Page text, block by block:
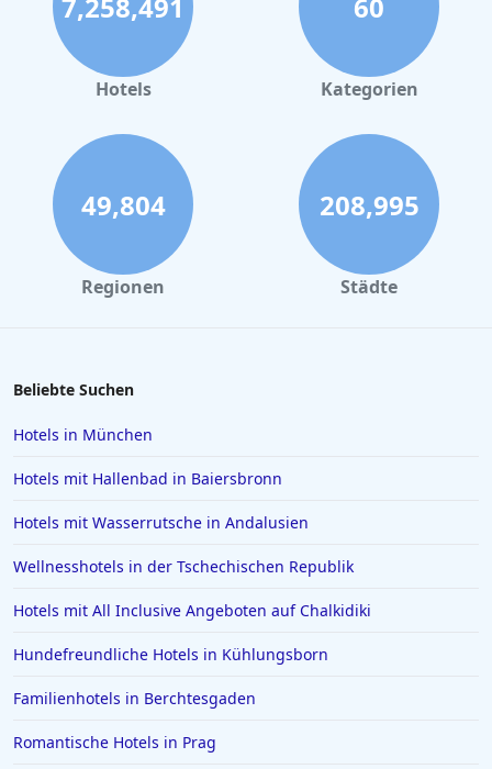
Hotels Kategorien
49,804
Regionen
208,995
Städte
Beliebte Suchen
Hotels in München
Hotels mit Hallenbad in Baiersbronn
Hotels mit Wasserrutsche in Andalusien
Wellnesshotels in der Tschechischen Republik
Hotels mit All Inclusive Angeboten auf Chalkidiki
Hundefreundliche Hotels in Kühlungsborn
Familienhotels in Berchtesgaden
Romantische Hotels in Prag